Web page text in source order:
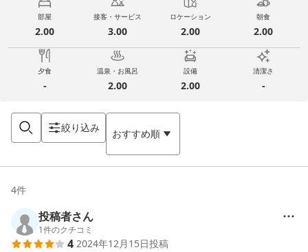
部屋
2.00
接客・サービス
3.00
ロケーション
2.00
朝食
2.00
夕食
-
温泉・お風呂
2.00
設備
2.00
清潔さ
-
絞り込み おすすめ順
4件
投稿者さん
1件のクチコミ
4 2024年12月15日投稿